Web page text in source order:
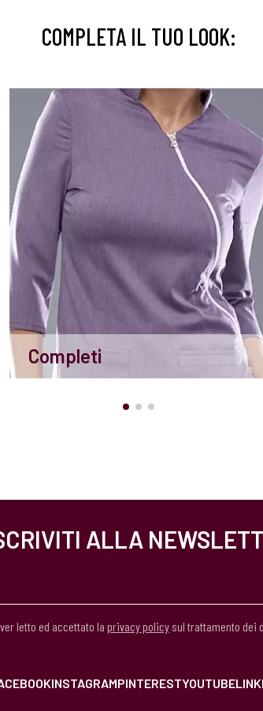
COMPLETA IL TUO LOOK:
Completi
ALLA
letto ed accettato la privacy policy sul trattamento dei
INSTAGRAMPINTERESTYOUTUBE